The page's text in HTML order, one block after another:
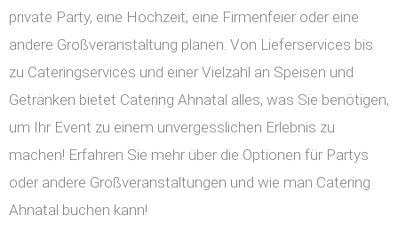
private Party, eine Hochzeit, eine Firmenfeier oder eine
andere Großveranstaltung planen. Von Lieferservices bis
zu Cateringservices und einer Vielzahl an Speisen und
Getränken bietet Catering Ahnatal alles, was Sie benötigen,
um Ihr Event zu einem unvergesslichen Erlebnis zu
machen! Erfahren Sie mehr über die Optionen für Partys
oder andere Großveranstaltungen und wie man Catering
Ahnatal buchen kann!